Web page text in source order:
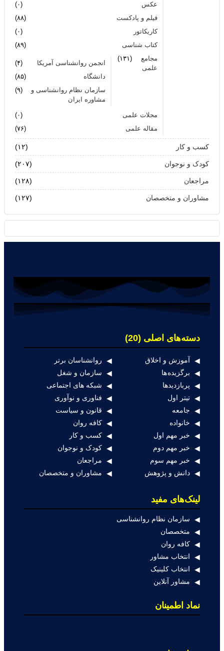
عکس
(۰)
فیلم و پادکست
(۸۸)
کاریکاتور
(۰)
کتاب شناسی
(۸۹)
مجامع
علمی
(۱۳۱)
انجمن روانشناسی آمریکا
(۴)
دانشگاه
(۸۵)
سازمان نظام روانشناسی و
مشاوره ایران
(۹)
مجلات علمی
(۰)
مقاله علمی
(۷۶)
کسب و کار (۱۲)
کودک و نوجوان (۲۰۷)
مراجعان (۱۲۸)
مشاوران و متخصصان (۱۲۷)
دسته‌های اصلی (20)
آموزش و اخلاق
برگزیده ها
پربازدیدها
تیتر اول
جامعه
خانواده
خبر مهم اول
خبر مهم دوم
خبر مهم سوم
دانش و پژوهش
روانشناسان برتر
سازمان و شغل
شبکه های اجتماعی
فناوری و نوآوری
قانون و سیاست
کافه روان
کسب و کار
کودک و نوجوان
مراجعان
مشاوران و متخصصان
لینک‌های مفید
سازمان نظام روانشناسی
متخصصان
کافه روان
انتخاب مشاور
انتخاب کلینیک
مشاور آنلاین
نماد اطمینان